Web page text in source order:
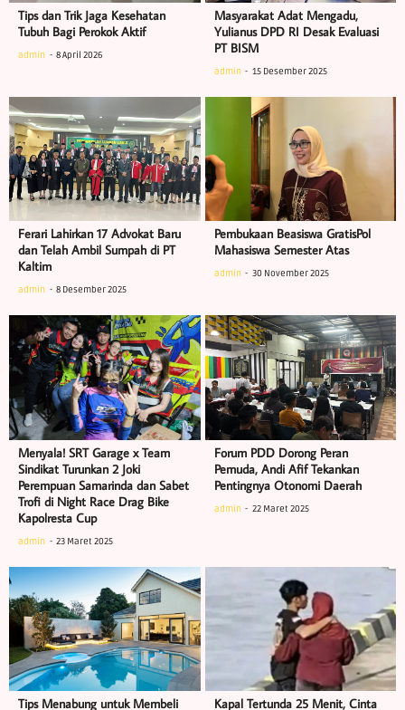
Tips dan Trik Jaga Kesehatan
Tubuh Bagi Perokok Aktif
admin 8 April 2026
Masyarakat Adat Mengadu,
Yulianus DPD RI Desak Evaluasi
PT BISM
admin 15 Desember 2025
Ferari Lahirkan 17 Advokat Baru
dan Telah Ambil Sumpah di PT
Kaltim
admin 8 Desember 2025
Pembukaan Beasiswa GratisPol
Mahasiswa Semester Atas
admin 30 November 2025
Menyala! SRT Garage x Team
Sindikat Turunkan 2 Joki
Perempuan Samarinda dan Sabet
Trofi di Night Race Drag Bike
Kapolresta Cup
admin 23 Maret 2025
Forum PDD Dorong Peran
Pemuda, Andi Afif Tekankan
Pentingnya Otonomi Daerah
admin 22 Maret 2025
Tips Menabung untuk Membeli Kapal Tertunda 25 Menit, Cinta